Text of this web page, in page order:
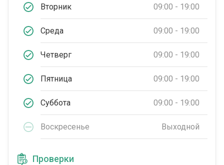
Вторник 09:00 - 19:00
Среда 09:00 - 19:00
Четверг 09:00 - 19:00
Пятница 09:00 - 19:00
Суббота 09:00 - 19:00
Воскресенье Выходной
Проверки